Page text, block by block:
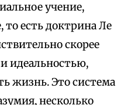
учение,
то есть доктрина Ле
скорее
идеальностью,
жизнь. Это система
несколько